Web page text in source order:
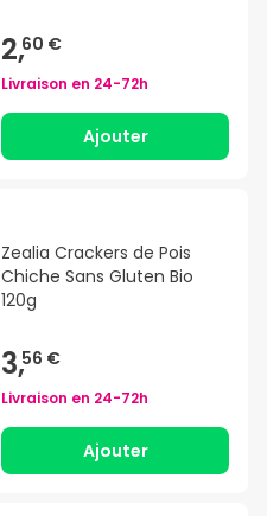
2,60 €
Livraison en 24-72h
Ajouter
Zealia Crackers de Pois
Chiche Sans Gluten Bio
120g
3,56 €
Livraison en 24-72h
Ajouter